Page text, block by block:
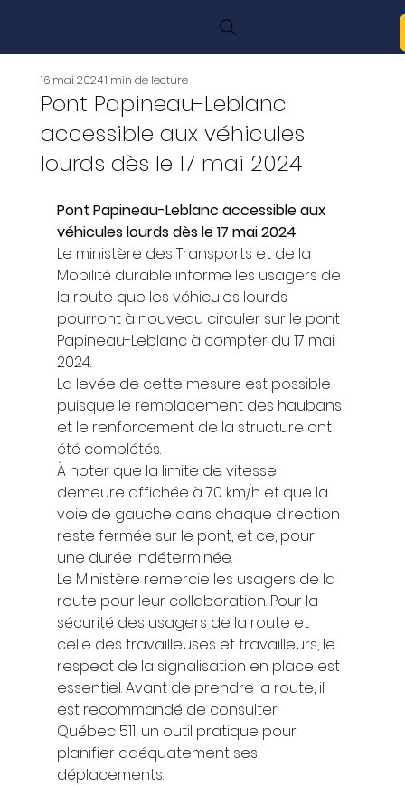
Pont Papineau-Leblanc
accessible aux véhicules
lourds dès le 17 mai 2024
16 mai 20241 min de lecture
Pont Papineau-Leblanc accessible aux
véhicules lourds dès le 17 mai 2024
Le ministère des Transports et de la
Mobilité durable informe les usagers de
la route que les véhicules lourds
pourront à nouveau circuler sur le pont
Papineau-Leblanc à compter du 17 mai
2024.
La levée de cette mesure est possible
puisque le remplacement des haubans
et le renforcement de la structure ont
été complétés.
À noter que la limite de vitesse
demeure affichée à 70 km/h et que la
voie de gauche dans chaque direction
reste fermée sur le pont, et ce, pour
une durée indéterminée.
Le Ministère remercie les usagers de la
route pour leur collaboration. Pour la
sécurité des usagers de la route et
celle des travailleuses et travailleurs, le
respect de la signalisation en place est
essentiel. Avant de prendre la route, il
est recommandé de consulter
Québec 511, un outil pratique pour
planifier adéquatement ses
déplacements.